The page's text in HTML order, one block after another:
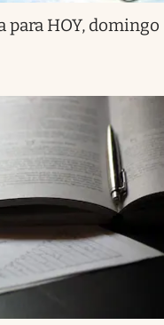
para HOY, domingo